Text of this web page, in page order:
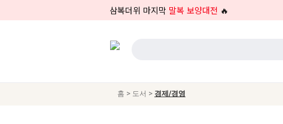
삼복더위 마지막 말복 보양대전 🔥
홈 > 도서 > 경제/경영